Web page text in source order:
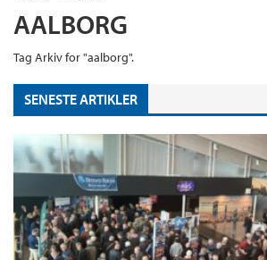
AALBORG
Tag Arkiv for "aalborg".
SENESTE ARTIKLER